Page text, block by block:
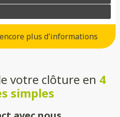
plus d'informations
matériaux de
et résistant à la corrosion.
votre clôture en 4
simples